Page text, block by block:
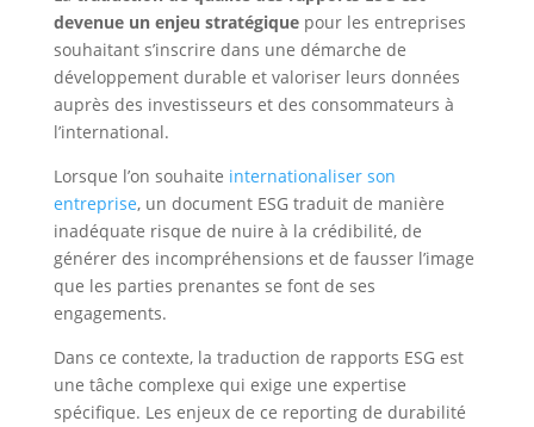
devenue un enjeu stratégiquepour les entreprises
souhaitant s’inscrire dans une démarche de
développement durable et valoriser leurs données
auprès des investisseurs et des consommateurs à
l’international.
Lorsque l’on souhaite internationaliser son
entreprise, un document ESG traduit de manière
inadéquate risque de nuire à la crédibilité, de
générer des incompréhensions et de fausser l’image
que les parties prenantes se font de ses
engagements.
Dans ce contexte, la traduction de rapports ESG est
une tâche complexe qui exige une expertise
spécifique. Les enjeux de ce reporting de durabilité